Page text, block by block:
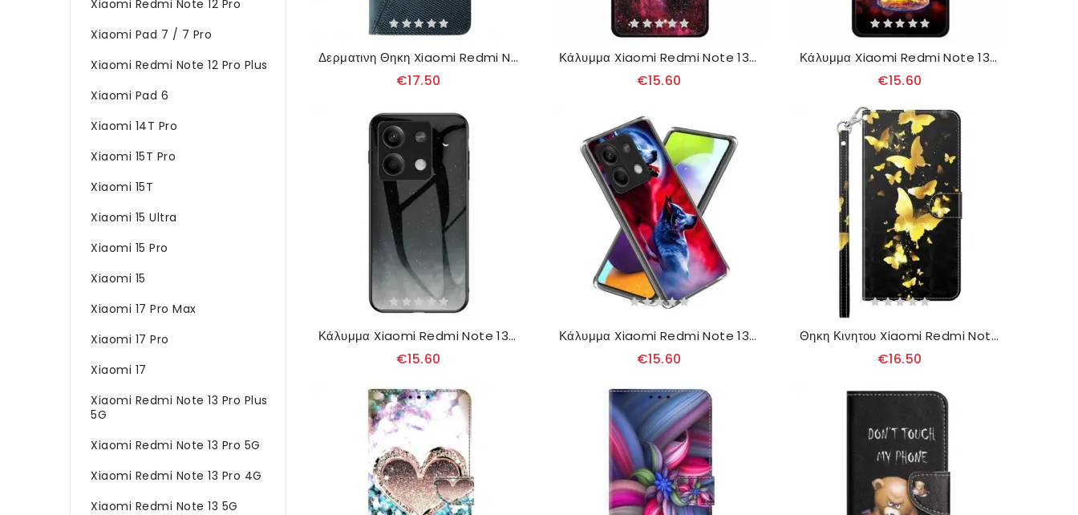
Xiaomi Redmi Note 12 Pro
Xiaomi Pad 7 / 7 Pro
Xiaomi Redmi Note 12 Pro Plus
Xiaomi Pad 6
Xiaomi 14T Pro
Xiaomi 15T Pro
Xiaomi 15T
Xiaomi 15 Ultra
Xiaomi 15 Pro
Xiaomi 15
Xiaomi 17 Pro Max
Xiaomi 17 Pro
Xiaomi 17
Xiaomi Redmi Note 13 Pro Plus
5G
Xiaomi Redmi Note 13 Pro 5G
Xiaomi Redmi Note 13 Pro 4G
Xiaomi Redmi Note 13 5G
Δερματινη Θηκη Xiaomi Redmi Note 13 5g Γεωμετρικές Γραμμές Idewei
€17.50
Κάλυμμα Xiaomi Redmi Note 13 5g Tempered Glass Milky Way
€15.60
Κάλυμμα Xiaomi Redmi Note 13 5g Μπουκάλι Ευχών Από Σκληρυμένο Γυαλί
€15.60
Κάλυμμα Xiaomi Redmi Note 13 5g Έναστρο Μισοφέγγαρο
€15.60
Κάλυμμα Xiaomi Redmi Note 13 5g Θήκες Κινητών Λύκος Στη Σελήνη
€15.60
Θηκη Κινητου Xiaomi Redmi Note 13 5g Θήκες Κινητών Χρυσές Πεταλούδες Με Λουράκι
€16.50